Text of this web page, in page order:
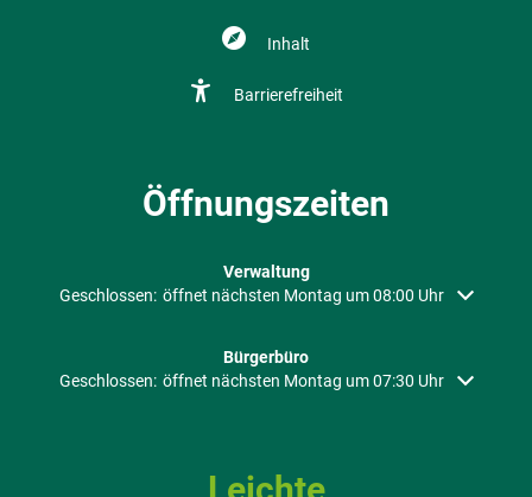
Inhalt
Barrierefreiheit
Öffnungszeiten
Verwaltung
Klicken, um weitere Öffnungs- oder Schließzeiten auszublenden
Geschlossen: öffnet nächsten Montag um 08:00 Uhr
Bürgerbüro
Klicken, um weitere Öffnungs- oder Schließzeiten auszublenden
Geschlossen: öffnet nächsten Montag um 07:30 Uhr